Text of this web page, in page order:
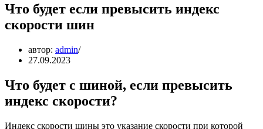
Что будет если превысить индекс
скорости шин
автор: admin
27.09.2023
Что будет с шиной, если превысить
индекс скорости?
Индекс скорости шины это указание скорости при которой